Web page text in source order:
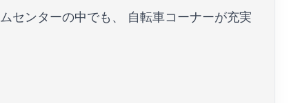
センターの中でも、 自転車コーナーが充実